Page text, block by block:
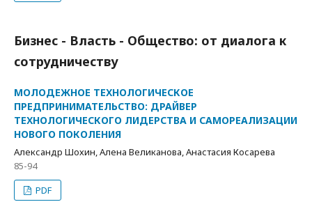
Бизнес - Власть - Общество: от диалога к
сотрудничеству
МОЛОДЕЖНОЕ ТЕХНОЛОГИЧЕСКОЕ
ПРЕДПРИНИМАТЕЛЬСТВО: ДРАЙВЕР
ТЕХНОЛОГИЧЕСКОГО ЛИДЕРСТВА И САМОРЕАЛИЗАЦИИ
НОВОГО ПОКОЛЕНИЯ
Александр Шохин, Алена Великанова, Анастасия Косарева
85-94
PDF